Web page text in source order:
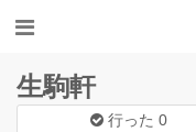
生駒軒
行った0